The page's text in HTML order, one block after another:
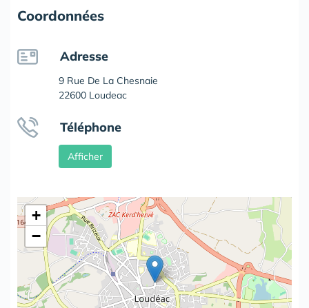
Coordonnées
Adresse
9 Rue De La Chesnaie
22600 Loudeac
Téléphone
Afficher
+
−